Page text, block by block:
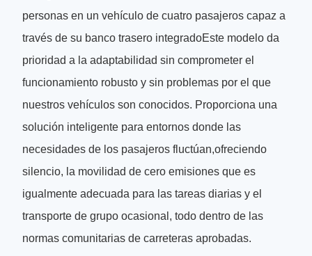
personas en un vehículo de cuatro pasajeros capaz a
través de su banco trasero integradoEste modelo da
prioridad a la adaptabilidad sin comprometer el
funcionamiento robusto y sin problemas por el que
nuestros vehículos son conocidos. Proporciona una
solución inteligente para entornos donde las
necesidades de los pasajeros fluctúan,ofreciendo
silencio, la movilidad de cero emisiones que es
igualmente adecuada para las tareas diarias y el
transporte de grupo ocasional, todo dentro de las
normas comunitarias de carreteras aprobadas.